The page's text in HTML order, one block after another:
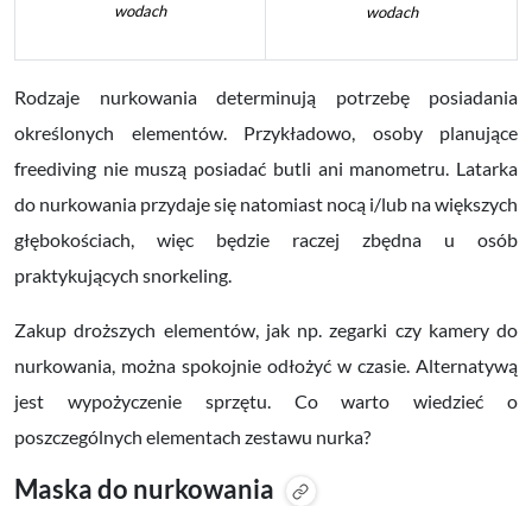
wodach
wodach
Rodzaje nurkowania determinują potrzebę posiadania
określonych elementów. Przykładowo, osoby planujące
freediving nie muszą posiadać butli ani manometru. Latarka
do nurkowania przydaje się natomiast nocą i/lub na większych
głębokościach, więc będzie raczej zbędna u osób
praktykujących snorkeling.
Zakup droższych elementów, jak np. zegarki czy kamery do
nurkowania, można spokojnie odłożyć w czasie. Alternatywą
jest wypożyczenie sprzętu. Co warto wiedzieć o
poszczególnych elementach zestawu nurka?
Maska do nurkowania